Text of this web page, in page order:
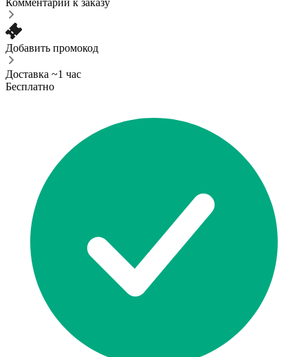
Добавить промокод
Доставка ~1 час
Бесплатно